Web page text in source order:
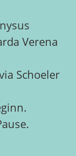
Verena
Schoeler